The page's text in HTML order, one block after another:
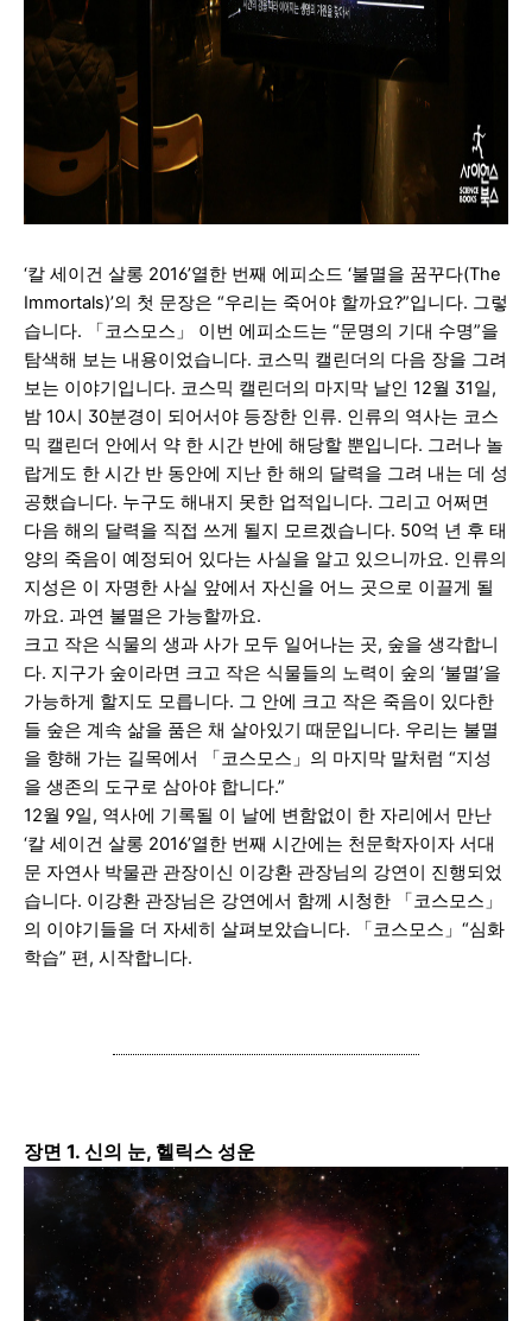
‘칼 세이건 살롱 2016’열한 번째 에피소드 ‘불멸을 꿈꾸다(The
Immortals)’의 첫 문장은 “우리는 죽어야 할까요?”입니다. 그렇
습니다. 「코스모스」 이번 에피소드는 “문명의 기대 수명”을
탐색해 보는 내용이었습니다. 코스믹 캘린더의 다음 장을 그려
보는 이야기입니다. 코스믹 캘린더의 마지막 날인 12월 31일,
밤 10시 30분경이 되어서야 등장한 인류. 인류의 역사는 코스
믹 캘린더 안에서 약 한 시간 반에 해당할 뿐입니다. 그러나 놀
랍게도 한 시간 반 동안에 지난 한 해의 달력을 그려 내는 데 성
공했습니다. 누구도 해내지 못한 업적입니다. 그리고 어쩌면
다음 해의 달력을 직접 쓰게 될지 모르겠습니다. 50억 년 후 태
양의 죽음이 예정되어 있다는 사실을 알고 있으니까요. 인류의
지성은 이 자명한 사실 앞에서 자신을 어느 곳으로 이끌게 될
까요. 과연 불멸은 가능할까요.
크고 작은 식물의 생과 사가 모두 일어나는 곳, 숲을 생각합니
다. 지구가 숲이라면 크고 작은 식물들의 노력이 숲의 ‘불멸’을
가능하게 할지도 모릅니다. 그 안에 크고 작은 죽음이 있다한
들 숲은 계속 삶을 품은 채 살아있기 때문입니다. 우리는 불멸
을 향해 가는 길목에서 「코스모스」의 마지막 말처럼 “지성
을 생존의 도구로 삼아야 합니다.”
12월 9일, 역사에 기록될 이 날에 변함없이 한 자리에서 만난
‘칼 세이건 살롱 2016’열한 번째 시간에는 천문학자이자 서대
문 자연사 박물관 관장이신 이강환 관장님의 강연이 진행되었
습니다. 이강환 관장님은 강연에서 함께 시청한 「코스모스」
의 이야기들을 더 자세히 살펴보았습니다. 「코스모스」“심화
학습” 편, 시작합니다.
장면 1. 신의 눈, 헬릭스 성운